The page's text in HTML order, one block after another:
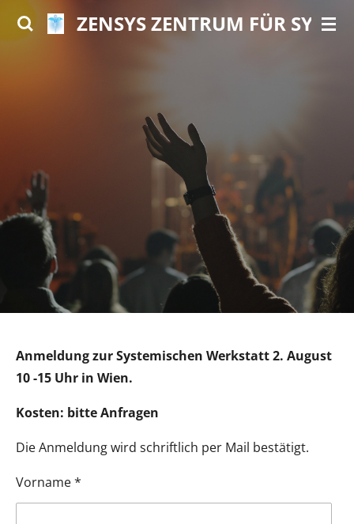
Zum
Hauptinhalt
ZENSYS ZENTRUM FÜR
Anmeldung zur Systemischen Werkstatt 2. August
10 -15 Uhr in Wien.
Kosten: bitte Anfragen
Die Anmeldung wird schriftlich per Mail bestätigt.
Vorname *